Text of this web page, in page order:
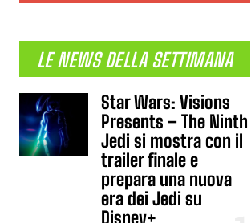
LE NEWS DELLA SETTIMANA
Star Wars: Visions
Presents – The Ninth
Jedi si mostra con il
trailer finale e
prepara una nuova
era dei Jedi su
Disney+